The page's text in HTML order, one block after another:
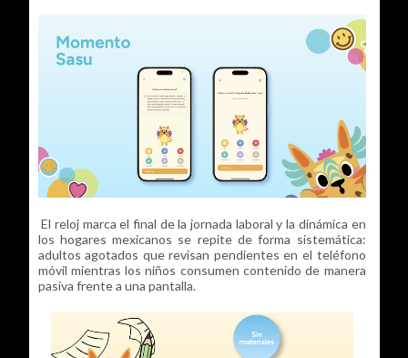
El reloj marca el final de la jornada laboral y la dinámica en
los hogares mexicanos se repite de forma sistemática:
adultos agotados que revisan pendientes en el teléfono
móvil mientras los niños consumen contenido de manera
pasiva frente a una pantalla.